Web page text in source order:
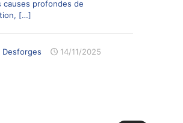
causes profondes de
[…]
Desforges 14/11/2025